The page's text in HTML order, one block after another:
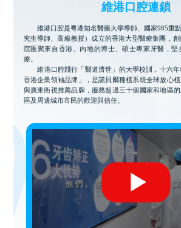
維港口腔連鎖
維港口腔是粵港知名醫藥大學導師、國家985重
究生導師、高級教授）成立的香港大型醫療集團，
院匯聚來自香港、內地的博士、碩士專家牙醫，堅
療。
維港口腔踐行「醫道濟世」的大學校訓，十六
香港企業領袖品牌」，是諾貝爾種植系統全球放心
與廣東衛視推薦品牌，服務超過三十個國家和地區
區及周邊城市市民的歡迎與信任。